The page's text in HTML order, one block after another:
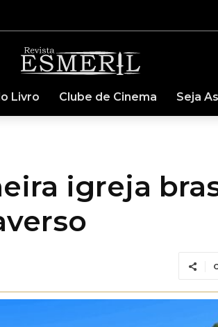
Livro Clube de Cinema Seja
igreja